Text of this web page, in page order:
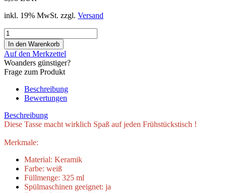
inkl. 19% MwSt. zzgl. Versand
Auf den Merkzettel
Woanders günstiger?
Frage zum Produkt
Beschreibung
Bewertungen
Beschreibung
Diese Tasse macht wirklich Spaß auf jeden Frühstückstisch !
Merkmale:
Material: Keramik
Farbe: weiß
Füllmenge: 325 ml
Spülmaschinen geeignet: ja